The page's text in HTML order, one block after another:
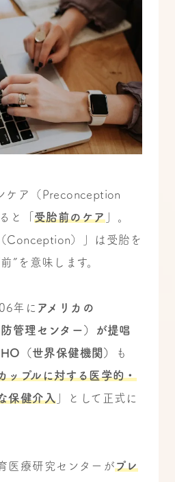
ケア（Preconception
と「 受胎前のケア 」。
Conception）」は受胎を
”を意味します。
年に アメリカの
管理センター）が提唱
（世界保健機関）
も
ップルに対する医学的・
保健介入」として正式に
医療研究センターがプレ